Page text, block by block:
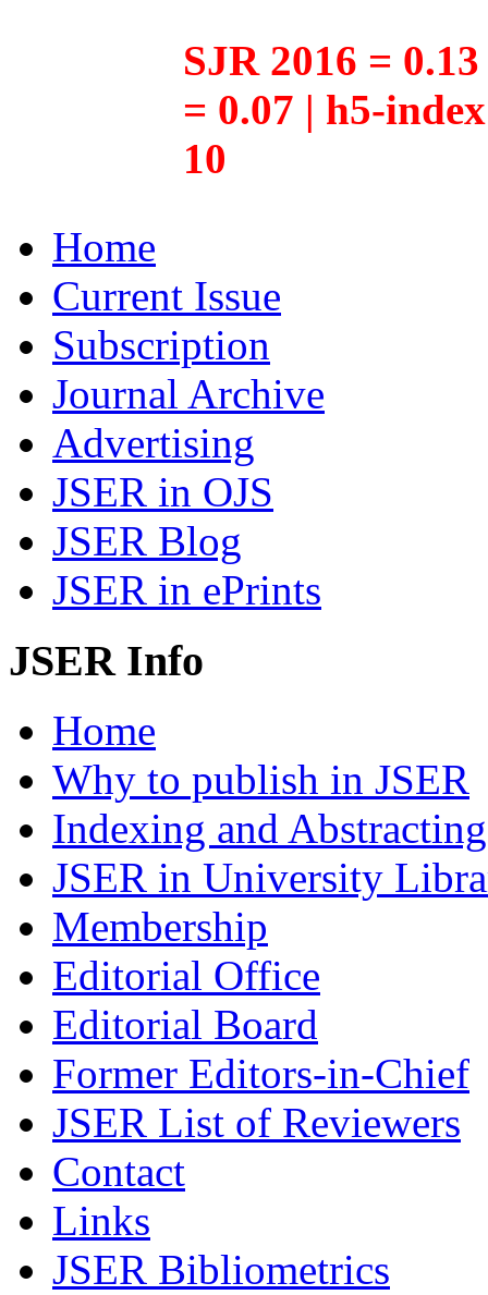
SJR 2016 =
= 0.07 | h5-
10
Home
Current Issue
Subscription
Journal Archive
Advertising
JSER in OJS
JSER Blog
JSER in ePrints
JSER Info
Home
Why to publish in JSER
Indexing and Abstracting
JSER in University
Membership
Editorial Office
Editorial Board
Former Editors-in-Chief
JSER List of Reviewers
Contact
Links
JSER Bibliometrics